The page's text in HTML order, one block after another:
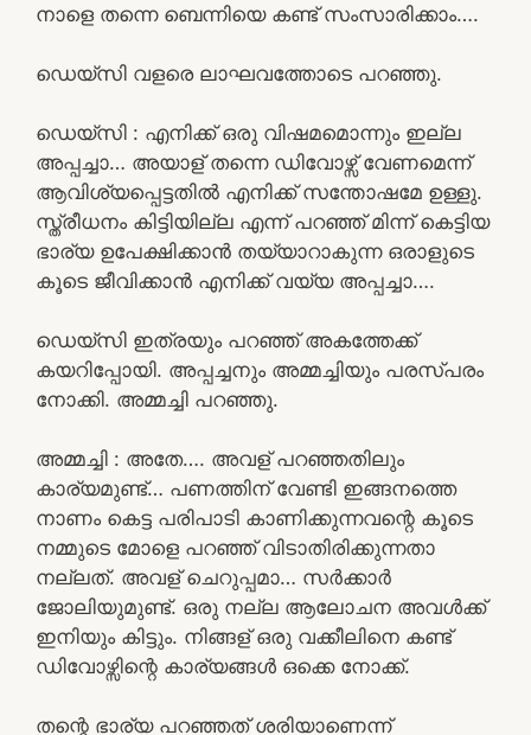
നാളെ തന്നെ ബെന്നിയെ കണ്ട് സംസാരിക്കാം….
ഡെയ്സി വളരെ ലാഘവത്തോടെ പറഞ്ഞു.
ഡെയ്‌സി : എനിക്ക് ഒരു വിഷമമൊന്നും ഇല്ല
അപ്പച്ചാ… അയാള് തന്നെ ഡിവോഴ്സ് വേണമെന്ന്
ആവിശ്യപ്പെട്ടതിൽ എനിക്ക് സന്തോഷമേ ഉള്ളു.
സ്ത്രീധനം കിട്ടിയില്ല എന്ന് പറഞ്ഞ് മിന്ന് കെട്ടിയ
ഭാര്യ ഉപേക്ഷിക്കാൻ തയ്യാറാകുന്ന ഒരാളുടെ
കൂടെ ജീവിക്കാൻ എനിക്ക് വയ്യ അപ്പച്ചാ….
ഡെയ്‌സി ഇത്രയും പറഞ്ഞ് അകത്തേക്ക്
കയറിപ്പോയി. അപ്പച്ചനും അമ്മച്ചിയും പരസ്പരം
നോക്കി. അമ്മച്ചി പറഞ്ഞു.
അമ്മച്ചി : അതേ…. അവള് പറഞ്ഞതിലും
കാര്യമുണ്ട്… പണത്തിന് വേണ്ടി ഇങ്ങനത്തെ
നാണം കെട്ട പരിപാടി കാണിക്കുന്നവന്റെ കൂടെ
നമ്മുടെ മോളെ പറഞ്ഞ് വിടാതിരിക്കുന്നതാ
നല്ലത്. അവള് ചെറുപ്പമാ… സർക്കാർ
ജോലിയുമുണ്ട്. ഒരു നല്ല ആലോചന അവൾക്ക്
ഇനിയും കിട്ടും. നിങ്ങള് ഒരു വക്കീലിനെ കണ്ട്
ഡിവോഴ്സിന്റെ കാര്യങ്ങൾ ഒക്കെ നോക്ക്.
തന്റെ ഭാര്യ പറഞ്ഞത് ശരിയാണെന്ന്